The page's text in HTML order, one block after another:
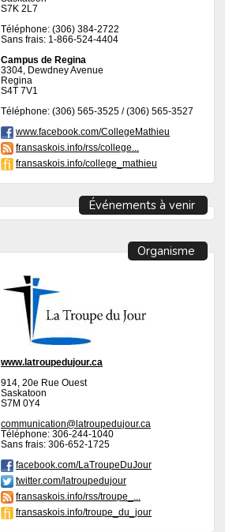
S7K 2L7
Téléphone: (306) 384-2722
Sans frais: 1-866-524-4404
Campus de Regina
3304, Dewdney Avenue
Regina
S4T 7V1
Téléphone: (306) 565-3525 / (306) 565-3527
www.facebook.com/CollegeMathieu
fransaskois.info/rss/college...
fransaskois.info/college_mathieu
Événements à venir
Organisme
www.latroupedujour.ca
914, 20e Rue Ouest
Saskatoon
S7M 0Y4
communication@latroupedujour.ca
Téléphone: 306-244-1040
Sans frais: 306-652-1725
facebook.com/LaTroupeDuJour
twitter.com/latroupedujour
fransaskois.info/rss/troupe_...
fransaskois.info/troupe_du_jour